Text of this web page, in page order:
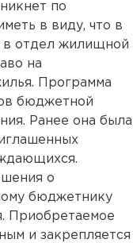
по
в виду, что в
в отдел жилищной
на
Программа
бюджетной
Ранее она была
о
бюджетнику
Приобретаемое
и закрепляется